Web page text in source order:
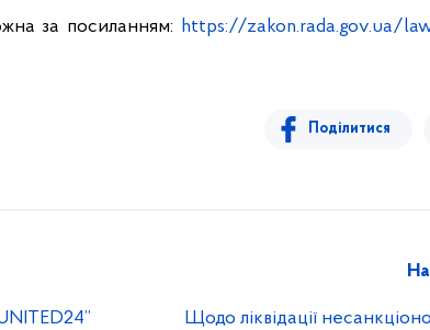
за посиланням: https://zakon.rada.gov.ua/
Поділитися
Щодо ліквідації